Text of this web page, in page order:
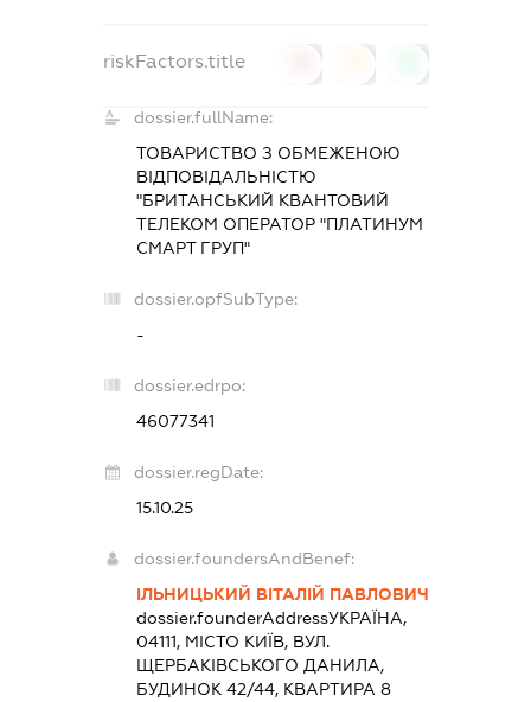
riskFactors.title
dossier.fullName:
ТОВАРИСТВО З ОБМЕЖЕНОЮ
ВІДПОВІДАЛЬНІСТЮ
"БРИТАНСЬКИЙ КВАНТОВИЙ
ТЕЛЕКОМ ОПЕРАТОР "ПЛАТИНУМ
СМАРТ ГРУП"
dossier.opfSubType:
-
dossier.edrpo:
46077341
dossier.regDate:
15.10.25
dossier.foundersAndBenef:
ІЛЬНИЦЬКИЙ ВІТАЛІЙ ПАВЛОВИЧ
dossier.founderAddressУКРАЇНА,
04111, МІСТО КИЇВ, ВУЛ.
ЩЕРБАКІВСЬКОГО ДАНИЛА,
БУДИНОК 42/44, КВАРТИРА 8